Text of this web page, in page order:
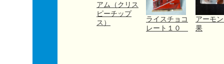
アム（クリス
ピーチップ
ス）
ライスチョコ
レート１０
アーモ
果